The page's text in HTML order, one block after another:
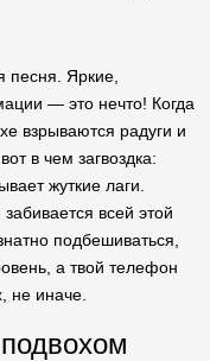
песня. Яркие,
— это нечто! Когда
взрываются радуги и
в чем загвоздка:
жуткие лаги.
всей этой
подбешиваться,
а твой телефон
не иначе.